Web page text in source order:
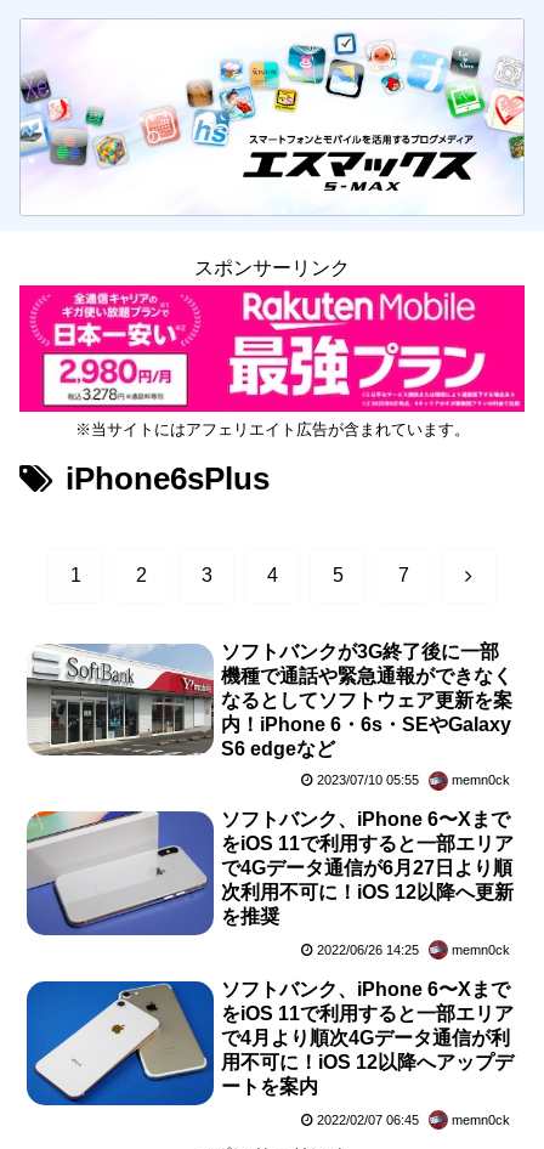
スポンサーリンク
※当サイトにはアフェリエイト広告が含まれています。
iPhone6sPlus
1 2 3 4 5 7 次
ソフトバンクが3G終了後に一部
機種で通話や緊急通報ができなく
なるとしてソフトウェア更新を案
内！iPhone 6・6s・SEやGalaxy
S6 edgeなど
2023/07/10 05:55 memn0ck
ソフトバンク、iPhone 6〜Xまで
をiOS 11で利用すると一部エリア
で4Gデータ通信が6月27日より順
次利用不可に！iOS 12以降へ更新
を推奨
2022/06/26 14:25 memn0ck
ソフトバンク、iPhone 6〜Xまで
をiOS 11で利用すると一部エリア
で4月より順次4Gデータ通信が利
用不可に！iOS 12以降へアップデ
ートを案内
2022/02/07 06:45 memn0ck